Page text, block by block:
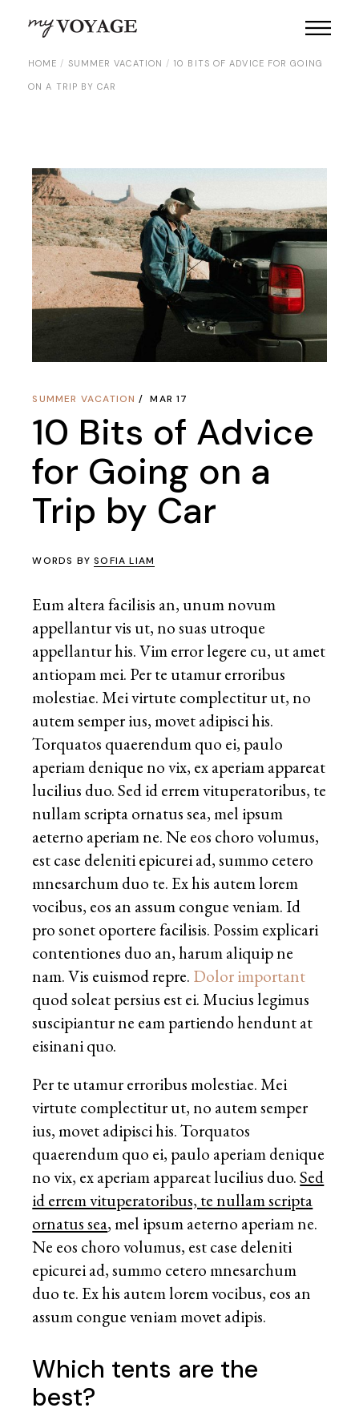
HOME SUMMER VACATION 10 BITS OF ADVICE FOR GOING
ON A TRIP BY CAR
SUMMER VACATION MAR 17
10 Bits of Advice
for Going on a
Trip by Car
WORDS BYSOFIA LIAM
Eum altera facilisis an, unum novum
appellantur vis ut, no suas utroque
appellantur his. Vim error legere cu, ut amet
antiopam mei. Per te utamur erroribus
molestiae. Mei virtute complectitur ut, no
autem semper ius, movet adipisci his.
Torquatos quaerendum quo ei, paulo
aperiam denique no vix, ex aperiam appareat
lucilius duo. Sed id errem vituperatoribus, te
nullam scripta ornatus sea, mel ipsum
aeterno aperiam ne. Ne eos choro volumus,
est case deleniti epicurei ad, summo cetero
mnesarchum duo te. Ex his autem lorem
vocibus, eos an assum congue veniam. Id
pro sonet oportere facilisis. Possim explicari
contentiones duo an, harum aliquip ne
nam. Vis euismod repre. Dolor important
quod soleat persius est ei. Mucius legimus
suscipiantur ne eam partiendo hendunt at
eisinani quo.
Per te utamur erroribus molestiae. Mei
virtute complectitur ut, no autem semper
ius, movet adipisci his. Torquatos
quaerendum quo ei, paulo aperiam denique
no vix, ex aperiam appareat lucilius duo.Sed
id errem vituperatoribus, te nullam scripta
ornatus sea, mel ipsum aeterno aperiam ne.
Ne eos choro volumus, est case deleniti
epicurei ad, summo cetero mnesarchum
duo te. Ex his autem lorem vocibus, eos an
assum congue veniam movet adipis.
Which tents are the
best?